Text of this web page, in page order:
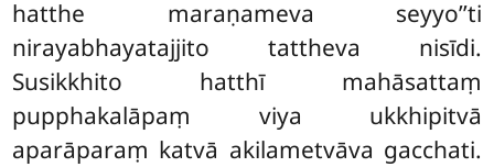
hatthe maraṇameva seyyo’’ti
nirayabhayatajjito tattheva nisīdi.
Susikkhito hatthī mahāsattaṃ
pupphakalāpaṃ viya ukkhipitvā
aparāparaṃ katvā akilametvāva gacchati.